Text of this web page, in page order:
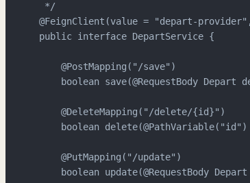
*/
@FeignClient(value = "depart-
public interface DepartService {
@PostMapping("/save")
boolean save(@RequestBody Depart
@DeleteMapping("/delete/{id}")
boolean delete(@PathVariable("id")
@PutMapping("/update")
boolean update(@RequestBody